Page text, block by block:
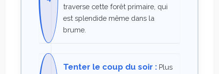
traverse cette forêt primaire, qui
est splendide même dans la
brume.
Tenter le coup du soir : Plus